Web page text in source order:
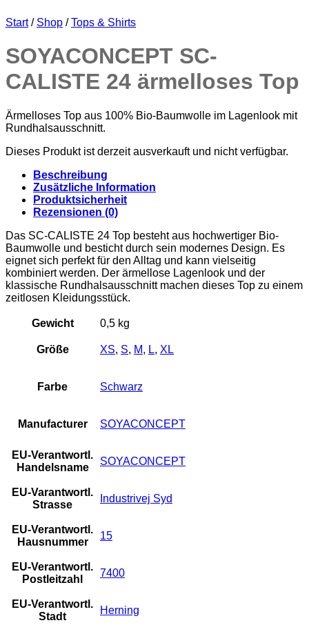
Start / Shop / Tops & Shirts
SOYACONCEPT SC-
CALISTE 24 ärmelloses Top
Ärmelloses Top aus 100% Bio-Baumwolle im Lagenlook mit
Rundhalsausschnitt.
Dieses Produkt ist derzeit ausverkauft und nicht verfügbar.
Beschreibung
Zusätzliche Information
Produktsicherheit
Rezensionen (0)
Das SC-CALISTE 24 Top besteht aus hochwertiger Bio-
Baumwolle und besticht durch sein modernes Design. Es
eignet sich perfekt für den Alltag und kann vielseitig
kombiniert werden. Der ärmellose Lagenlook und der
klassische Rundhalsausschnitt machen dieses Top zu einem
zeitlosen Kleidungsstück.
Gewicht 0,5 kg
Größe XS, S, M, L, XL
Farbe Schwarz
Manufacturer SOYACONCEPT
EU-Verantwortl.
Handelsname
SOYACONCEPT
EU-Varantwortl.
Strasse
Industrivej Syd
EU-Verantwortl.
Hausnummer
15
EU-Verantwortl.
Postleitzahl
7400
EU-Verantwortl.
Stadt
Herning